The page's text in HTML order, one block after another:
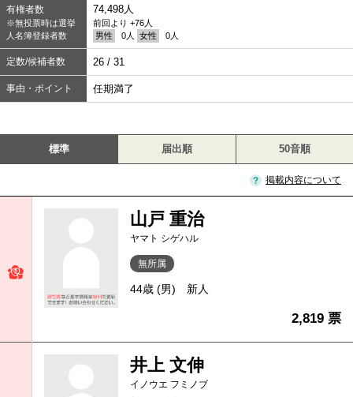
有権者数
※無投票時は選挙
人名簿登録者数
74,498人
前回より +76人
男性
0人 女性 0人
定数/候補者数 26 / 31
事由・ポイント 任期満了
標準 届出順 50音順
掲載内容について
山戸 重治
ヤマト シゲハル
無所属
44歳 (男) 新人
2,819 票
井上 文伸
イノウエ フミノブ